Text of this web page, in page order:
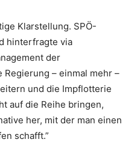
Klarstellung. SPÖ-
hinterfragte via
der
– einmal mehr –
und die Impflotterie
auf die Reihe bringen,
her, mit der man einen
schafft.”